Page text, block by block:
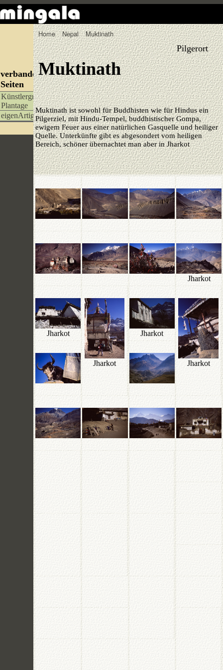
verbandelte
Seiten
Künstlergruppe
Plantage
eigenArtigX
Home Nepal Muktinath
Muktinath
Pilgerort
Muktinath ist sowohl für Buddhisten wie für Hindus ein
Pilgerziel, mit Hindu-Tempel, buddhistischer Gompa,
ewigem Feuer aus einer natürlichen Gasquelle und heiliger
Quelle. Unterkünfte gibt es abgesondert vom heiligen
Bereich, schöner übernachtet man aber in Jharkot
Jharkot
Jharkot
Jharkot
Jharkot
Jharkot